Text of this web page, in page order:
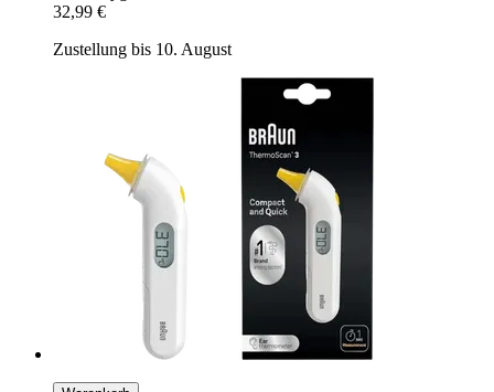
32,99 €
Zustellung bis 10. August